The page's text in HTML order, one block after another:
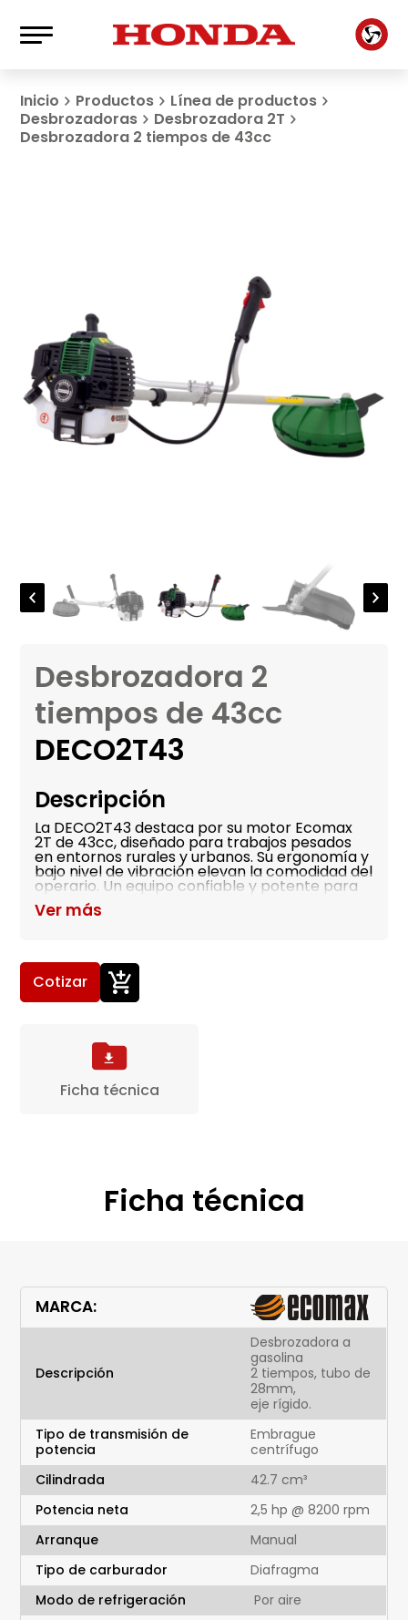
Inicio Productos
Línea de productos
Desbrozadoras
Desbrozadora 2T
Desbrozadora 2 tiempos de 43cc
Desbrozadora 2
tiempos de 43cc
DECO2T43
Descripción
La DECO2T43 destaca por su motor Ecomax
2T de 43cc, diseñado para trabajos pesados
en entornos rurales y urbanos. Su ergonomía y
bajo nivel de vibración elevan la comodidad del
operario. Un equipo confiable y potente para
mantenimiento profesional de zonas verdes.
Ver más
Cotizar
Ficha técnica
Ficha técnica
MARCA:
Descripción
Desbrozadora a
gasolina
2 tiempos, tubo de
28mm,
eje rígido.
Tipo de transmisión de
potencia
Embrague
centrífugo
Cilindrada
42.7 cm³
Potencia neta
2,5 hp @ 8200 rpm
Arranque
Manual
Tipo de carburador
Diafragma
Modo de refrigeración
Por aire